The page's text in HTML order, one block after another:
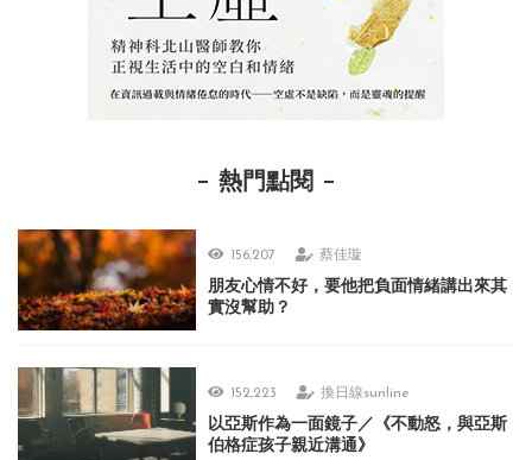
熱門點閱
156,207 蔡佳璇
朋友心情不好，要他把負面情緒講出來其
實沒幫助？
152,223 換日線sunline
以亞斯作為一面鏡子／《不動怒，與亞斯
伯格症孩子親近溝通》